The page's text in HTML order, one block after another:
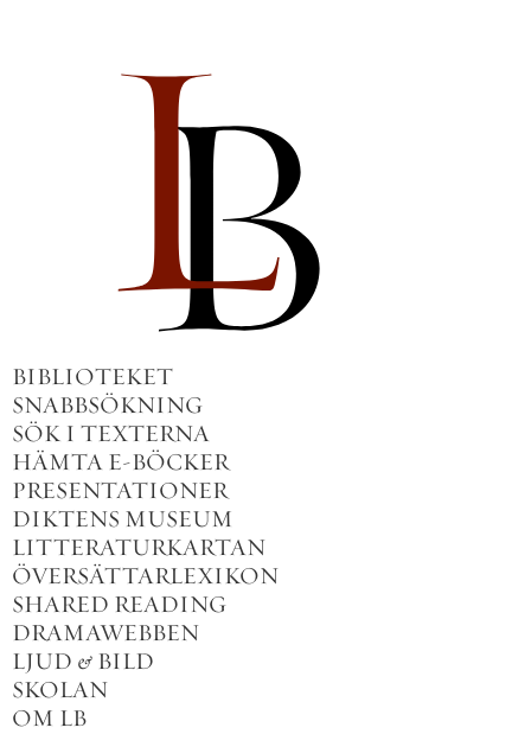
BIBLIOTEKET
SNABBSÖKNING
SÖK I TEXTERNA
HÄMTA E-BÖCKER
PRESENTATIONER
DIKTENS MUSEUM
LITTERATURKARTAN
ÖVERSÄTTARLEXIKON
SHARED READING
DRAMAWEBBEN
LJUD & BILD
SKOLAN
OM LB